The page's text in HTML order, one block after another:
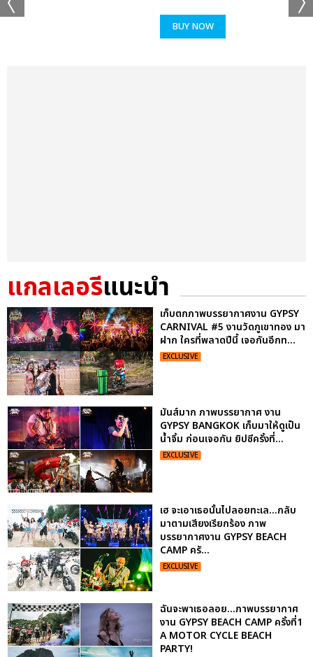
BUY NOW
แกลเลอรีแนะนำ
เก็บตกภาพบรรยากาศงาน GYPSY
CARNIVAL #5 งานวัดภูเขาทอง มา
ฝาก ใครที่พลาดปีนี้ เจอกันอีกท...
EXCLUSIVE
มันส์มาก ภาพบรรยากาศ งาน
GYPSY BANGKOK เก็บมาให้ดูเป็น
น้ำจิ้ม ก่อนเจอกัน ยิปซีครั้งที่...
EXCLUSIVE
เฮ จะเอาเธอนั้นไปลอยทะเล...กลับ
มาตามเสียงเรียกร้อง ภาพ
บรรยากาศงาน GYPSY BEACH
CAMP ครั...
EXCLUSIVE
ฉันจะพาเธอลอย...ภาพบรรยากาศ
งาน GYPSY BEACH CAMP ครั้งที่1
A MOTOR CYCLE BEACH
PARTY!